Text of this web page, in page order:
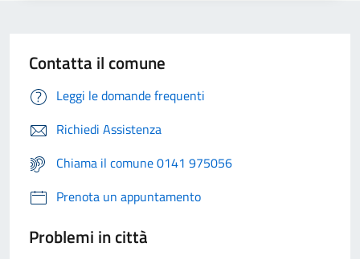
Contatta il comune
Leggi le domande frequenti
Richiedi Assistenza
Chiama il comune 0141 975056
Prenota un appuntamento
Problemi in città